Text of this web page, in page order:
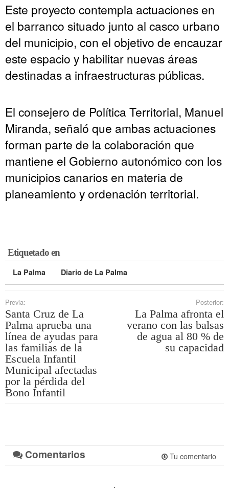
Este proyecto contempla actuaciones en
el barranco situado junto al casco urbano
del municipio, con el objetivo de encauzar
este espacio y habilitar nuevas áreas
destinadas a infraestructuras públicas.
El consejero de Política Territorial, Manuel
Miranda, señaló que ambas actuaciones
forman parte de la colaboración que
mantiene el Gobierno autonómico con los
municipios canarios en materia de
planeamiento y ordenación territorial.
Etiquetado en
La Palma Diario de La Palma
Previa:
Santa Cruz de La
Palma aprueba una
línea de ayudas para
las familias de la
Escuela Infantil
Municipal afectadas
por la pérdida del
Bono Infantil
Posterior:
La Palma afronta el
verano con las balsas
de agua al 80 % de
su capacidad
Comentarios Tu comentario
.